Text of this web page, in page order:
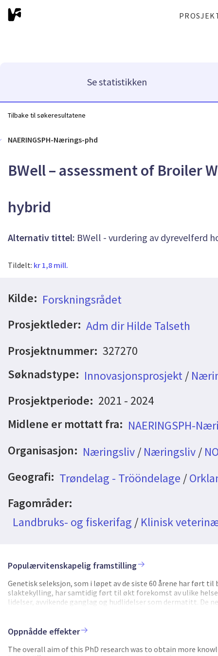
Se statistikken
Tilbake til søkeresultatene
NAERINGSPH-Nærings-phd
BWell – assessment of Broiler
hybrid
Alternativ tittel: BWell - vurdering av dyrevelferd
Tildelt: kr 1,8 mill.
Kilde: Forskningsrådet
Prosjektleder: Adm dir Hilde Talseth
Prosjektnummer: 327270
Søknadstype: Innovasjonsprosjekt/
Prosjektperiode: 2021 - 2024
Midlene er mottatt fra: NAERINGSPH-
Organisasjon: Næringsliv/ Næringsliv/
Geografi: Trøndelag - Trööndelage /
Fagområder:
Landbruks- og fiskerifag / Klinisk
Populærvitenskapelig framstilling
Genetisk seleksjon, som i løpet av de siste 60 årene har ført
slaktekylling, har samtidig ført til økt forekomst av ulike
lidelser, avvikende ganglag og hudlidelser som dermatitt. De
slaktekyllinger i europeisk slaktekyllingproduksjon. I dette
helseutfall som dødelighet på gård og under transport,
veksthastighet, og hvordan de ulike utfallene ble påvirket av
Oppnådde effekter
The overall aim of this PhD research was to obtain more